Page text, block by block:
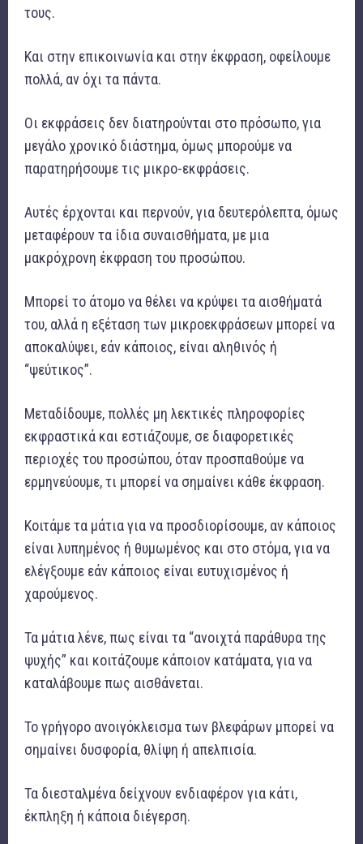
τους.
Και στην επικοινωνία και στην έκφραση, οφείλουμε
πολλά, αν όχι τα πάντα.
Οι εκφράσεις δεν διατηρούνται στο πρόσωπο, για
μεγάλο χρονικό διάστημα, όμως μπορούμε να
παρατηρήσουμε τις μικρο-εκφράσεις.
Αυτές έρχονται και περνούν, για δευτερόλεπτα, όμως
μεταφέρουν τα ίδια συναισθήματα, με μια
μακρόχρονη έκφραση του προσώπου.
Μπορεί το άτομο να θέλει να κρύψει τα αισθήματά
του, αλλά η εξέταση των μικροεκφράσεων μπορεί να
αποκαλύψει, εάν κάποιος, είναι αληθινός ή
“ψεύτικος”.
Μεταδίδουμε, πολλές μη λεκτικές πληροφορίες
εκφραστικά και εστιάζουμε, σε διαφορετικές
περιοχές του προσώπου, όταν προσπαθούμε να
ερμηνεύουμε, τι μπορεί να σημαίνει κάθε έκφραση.
Κοιτάμε τα μάτια για να προσδιορίσουμε, αν κάποιος
είναι λυπημένος ή θυμωμένος και στο στόμα, για να
ελέγξουμε εάν κάποιος είναι ευτυχισμένος ή
χαρούμενος.
Τα μάτια λένε, πως είναι τα “ανοιχτά παράθυρα της
ψυχής” και κοιτάζουμε κάποιον κατάματα, για να
καταλάβουμε πως αισθάνεται.
Το γρήγορο ανοιγόκλεισμα των βλεφάρων μπορεί να
σημαίνει δυσφορία, θλίψη ή απελπισία.
Τα διεσταλμένα δείχνουν ενδιαφέρον για κάτι,
έκπληξη ή κάποια διέγερση.